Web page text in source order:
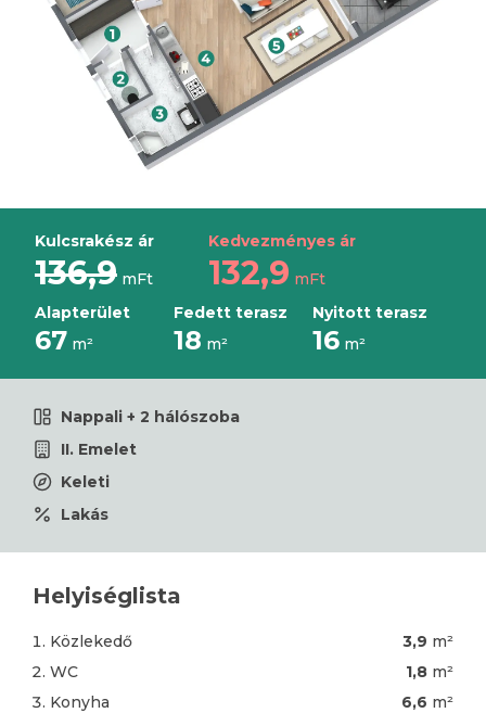
Kulcsrakész ár
136,9 mFt
Kedvezményes ár
132,9 mFt
Alapterület
67 m²
Fedett terasz
18 m²
Nyitott terasz
16 m²
Nappali + 2 hálószoba
II. Emelet
Keleti
Lakás
Helyiséglista
Közlekedő 3,9 m²
WC
1,8 m²
Konyha
6,6 m²